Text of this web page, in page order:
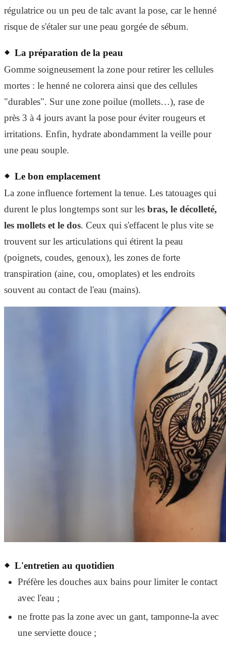
régulatrice ou un peu de talc avant la pose, car le henné
risque de s'étaler sur une peau gorgée de sébum.
La préparation de la peau
Gomme soigneusement la zone pour retirer les cellules
mortes : le henné ne colorera ainsi que des cellules
"durables". Sur une zone poilue (mollets…), rase de
près 3 à 4 jours avant la pose pour éviter rougeurs et
irritations. Enfin, hydrate abondamment la veille pour
une peau souple.
Le bon emplacement
La zone influence fortement la tenue. Les tatouages qui
durent le plus longtemps sont sur les bras, le décolleté,
les mollets et le dos. Ceux qui s'effacent le plus vite se
trouvent sur les articulations qui étirent la peau
(poignets, coudes, genoux), les zones de forte
transpiration (aine, cou, omoplates) et les endroits
souvent au contact de l'eau (mains).
L'entretien au quotidien
Préfère les douches aux bains pour limiter le contact
avec l'eau ;
ne frotte pas la zone avec un gant, tamponne-la avec
une serviette douce ;